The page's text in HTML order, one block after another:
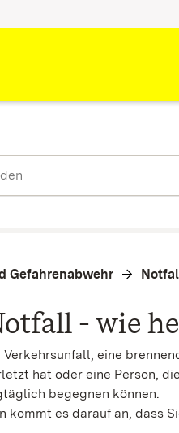
Gefahrenabwehr
- wie
Verkehrsunfall, eine
hat oder eine Person,
begegnen können.
kommt es darauf an, dass